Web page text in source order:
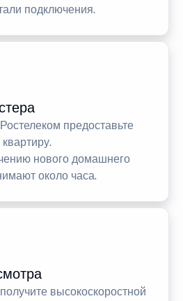
подключения.
предоставьте
нового домашнего
около часа.
высокоскоростной